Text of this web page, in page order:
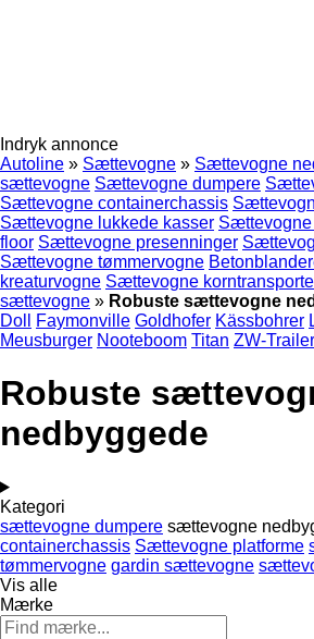
Indryk annonce
Autoline » Sættevogne » Sættevogne
sættevogne Sættevogne dumpere
Sættevogne containerchassis
Sættevogne lukkede kasser
floor Sættevogne presenninger
Sættevogne tømmervogne
kreaturvogne Sættevogne
sættevogne » Robuste sættevogne
Doll
Faymonville Goldhofer Kässbohrer
Meusburger Nooteboom Titan ZW-Trailer
Robuste
nedbyggede
Kategori
sættevogne dumpere sættevogne
containerchassis Sættevogne platforme
tømmervogne gardin sættevogne
Vis alle
Mærke